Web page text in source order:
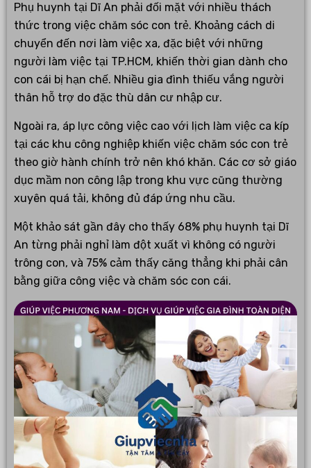
Phụ huynh tại Dĩ An phải đối mặt với nhiều thách
thức trong việc chăm sóc con trẻ. Khoảng cách di
chuyển đến nơi làm việc xa, đặc biệt với những
người làm việc tại TP.HCM, khiến thời gian dành cho
con cái bị hạn chế. Nhiều gia đình thiếu vắng người
thân hỗ trợ do đặc thù dân cư nhập cư.
Ngoài ra, áp lực công việc cao với lịch làm việc ca kíp
tại các khu công nghiệp khiến việc chăm sóc con trẻ
theo giờ hành chính trở nên khó khăn. Các cơ sở giáo
dục mầm non công lập trong khu vực cũng thường
xuyên quá tải, không đủ đáp ứng nhu cầu.
Một khảo sát gần đây cho thấy 68% phụ huynh tại Dĩ
An từng phải nghỉ làm đột xuất vì không có người
trông con, và 75% cảm thấy căng thẳng khi phải cân
bằng giữa công việc và chăm sóc con cái.